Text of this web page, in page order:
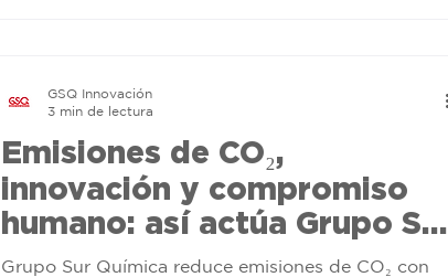
Emisiones de CO₂,
innovación y compromiso
humano: así actúa Grupo Sur
Química
Grupo Sur Química reduce emisiones de CO₂ con
GSQ Innovación
3 min de lectura